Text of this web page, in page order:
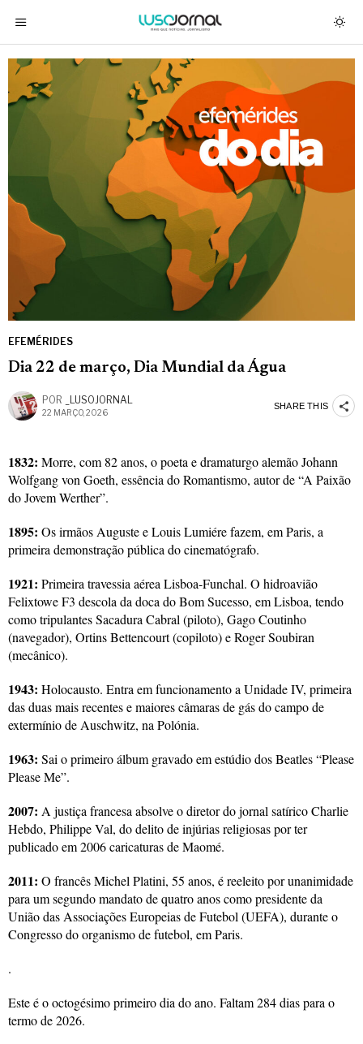
EFEMÉRIDES
Dia 22 de março, Dia Mundial da Água
POR _LUSOJORNAL
22 MARÇO, 2026
SHARE THIS
1832: Morre, com 82 anos, o poeta e dramaturgo alemão Johann
Wolfgang von Goeth, essência do Romantismo, autor de “A Paixão
do Jovem Werther”.
1895: Os irmãos Auguste e Louis Lumiére fazem, em Paris, a
primeira demonstração pública do cinematógrafo.
1921: Primeira travessia aérea Lisboa-Funchal. O hidroavião
Felixtowe F3 descola da doca do Bom Sucesso, em Lisboa, tendo
como tripulantes Sacadura Cabral (piloto), Gago Coutinho
(navegador), Ortins Bettencourt (copiloto) e Roger Soubiran
(mecânico).
1943: Holocausto. Entra em funcionamento a Unidade IV, primeira
das duas mais recentes e maiores câmaras de gás do campo de
extermínio de Auschwitz, na Polónia.
1963: Sai o primeiro álbum gravado em estúdio dos Beatles “Please
Please Me”.
2007: A justiça francesa absolve o diretor do jornal satírico Charlie
Hebdo, Philippe Val, do delito de injúrias religiosas por ter
publicado em 2006 caricaturas de Maomé.
2011: O francês Michel Platini, 55 anos, é reeleito por unanimidade
para um segundo mandato de quatro anos como presidente da
União das Associações Europeias de Futebol (UEFA), durante o
Congresso do organismo de futebol, em Paris.
.
Este é o octogésimo primeiro dia do ano. Faltam 284 dias para o
termo de 2026.